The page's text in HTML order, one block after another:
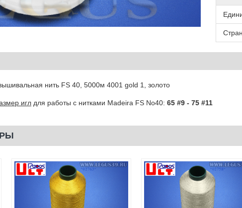
нить FS 40, 5000м 4001 gold 1, золото
игл для работы с нитками Madeira FS No40: 65 #9 - 75 #11